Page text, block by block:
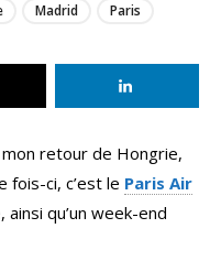
Madrid Paris
retour de Hongrie,
fois-ci, c’est le Paris Air
ainsi qu’un week-end